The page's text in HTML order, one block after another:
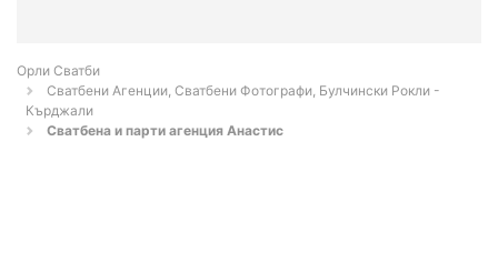
Орли Сватби
Сватбени Агенции, Сватбени Фотографи, Булчински Рокли -
Кърджали
Сватбена и парти агенция Анастис